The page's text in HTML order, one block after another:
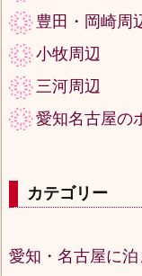
豊田・岡崎周
小牧周辺
三河周辺
愛知名古屋の
カテゴリー
愛知・名古屋に泊